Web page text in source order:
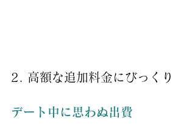
2. 高額な追加料金にびっくり
デート中に思わぬ出費